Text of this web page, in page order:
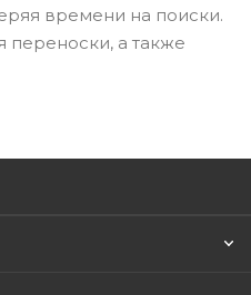
времени на поиски.
переноски, а также